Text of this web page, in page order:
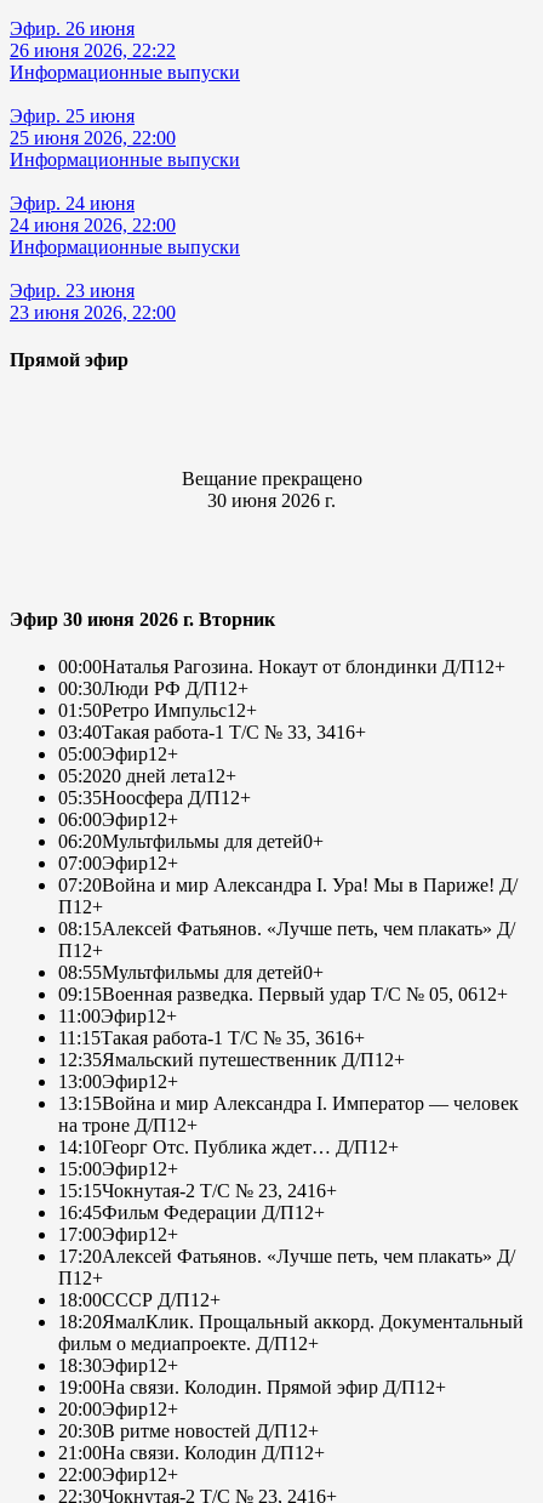
Эфир. 26 июня
26 июня 2026, 22:22
Информационные выпуски
Эфир. 25 июня
25 июня 2026, 22:00
Информационные выпуски
Эфир. 24 июня
24 июня 2026, 22:00
Информационные выпуски
Эфир. 23 июня
23 июня 2026, 22:00
Прямой эфир
Вещание прекращено
30 июня 2026 г.
Эфир 30 июня 2026 г. Вторник
00:00Наталья Рагозина. Нокаут от блондинки Д/П12+
00:30Люди РФ Д/П12+
01:50Ретро Импульс12+
03:40Такая работа-1 Т/С № 33, 3416+
05:00Эфир12+
05:2020 дней лета12+
05:35Ноосфера Д/П12+
06:00Эфир12+
06:20Мультфильмы для детей0+
07:00Эфир12+
07:20Война и мир Александра I. Ура! Мы в Париже! Д/
П12+
08:15Алексей Фатьянов. «Лучше петь, чем плакать» Д/
П12+
08:55Мультфильмы для детей0+
09:15Военная разведка. Первый удар Т/С № 05, 0612+
11:00Эфир12+
11:15Такая работа-1 Т/С № 35, 3616+
12:35Ямальский путешественник Д/П12+
13:00Эфир12+
13:15Война и мир Александра I. Император — человек
на троне Д/П12+
14:10Георг Отс. Публика ждет… Д/П12+
15:00Эфир12+
15:15Чокнутая-2 Т/С № 23, 2416+
16:45Фильм Федерации Д/П12+
17:00Эфир12+
17:20Алексей Фатьянов. «Лучше петь, чем плакать» Д/
П12+
18:00СССР Д/П12+
18:20ЯмалКлик. Прощальный аккорд. Документальный
фильм о медиапроекте. Д/П12+
18:30Эфир12+
19:00На связи. Колодин. Прямой эфир Д/П12+
20:00Эфир12+
20:30В ритме новостей Д/П12+
21:00На связи. Колодин Д/П12+
22:00Эфир12+
22:30Чокнутая-2 Т/С № 23, 2416+